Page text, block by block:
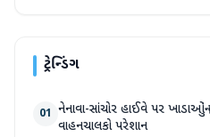
ટ્રેન્ડિંગ
01 નેનાવા-સાંચોર હાઈવે પર ખાડાઓનું
વાહનચાલકો પરેશાન